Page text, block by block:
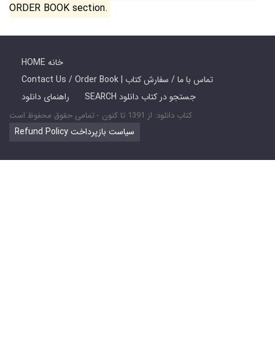
ORDER BOOK section.
HOME خانه
Contact Us / Order Book | تماس با ما / سفارش کتاب
راهنمای دانلود
SEARCH جستجو در کتاب دانلود
کتاب دانلود: از 1391 تا کنون - تمامی حقوق محفوظ است
Refund Policy سیاست بازپرداخت